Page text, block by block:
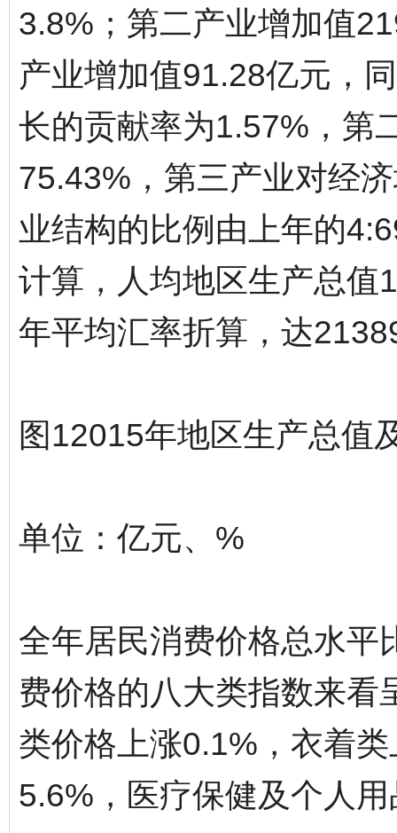
3.8%；第二产业增加值
产业增加值91.28亿元，
长的贡献率为1.57%，第
75.43%，第三产业对经
业结构的比例由上年的
计算，人均地区生产总值
年平均汇率折算，达
图12015年地区生产总值
单位：亿元、%
全年居民消费价格总水平
费价格的八大类指数来看
类价格上涨0.1%，衣着
5.6%，医疗保健及个人